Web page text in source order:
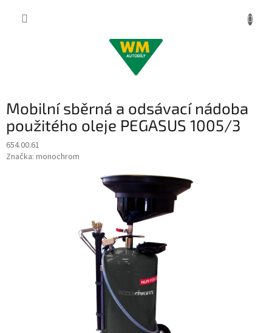
Mobilní sběrná a odsávací nádoba
použitého oleje PEGASUS 1005/3
654.00.61
Značka: monochrom